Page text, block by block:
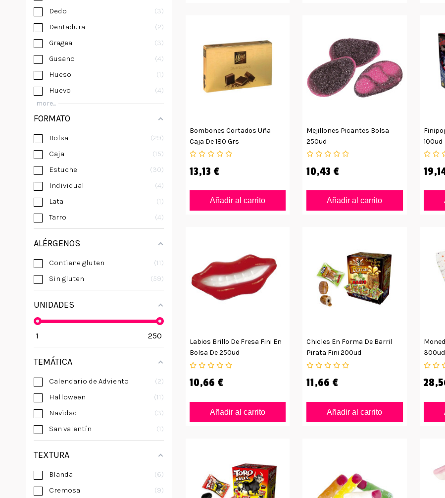
Dedo
3
Dentadura
2
Gragea
3
Gusano
4
Hueso
1
Huevo
4
more...
FORMATO
Bolsa
29
Caja
15
Estuche
30
Individual
4
Lata
1
Tarro
4
ALÉRGENOS
Contiene gluten
11
Sin gluten
59
UNIDADES
1 250
TEMÁTICA
Calendario de Adviento
2
Halloween
11
Navidad
3
San valentín
1
TEXTURA
Blanda
6
Cremosa
9
Bombones Cortados Uña
Caja De 180 Grs
13,13 €
Añadir al carrito
Mejillones Picantes Bolsa
250ud
10,43 €
Añadir al carrito
100ud
Labios Brillo De Fresa Fini En
Bolsa De 250ud
10,66 €
Añadir al carrito
Chicles En Forma De Barril
Pirata Fini 200ud
11,66 €
Añadir al carrito
300ud